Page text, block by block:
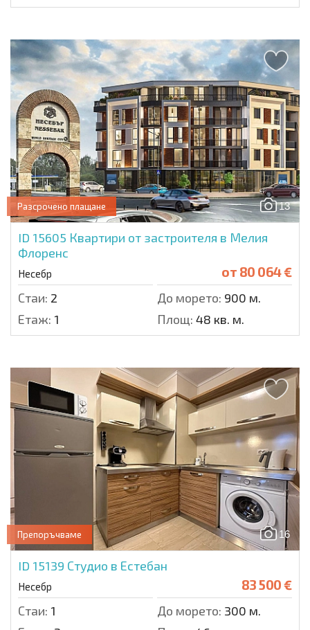
13
Разсрочено плащане
ID 15605 Квартири от застроителя в Мелия
Флоренс
Несебр от 80 064 €
Стаи: 2 До морето: 900 м.
Етаж: 1 Площ: 48 кв. м.
16
Препоръчваме
ID 15139 Студио в Естебан
Несебр 83 500 €
Стаи: 1 До морето: 300 м.